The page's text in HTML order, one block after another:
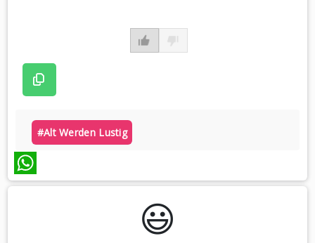
#alt Werden Lustig
WhatsApp
😃️